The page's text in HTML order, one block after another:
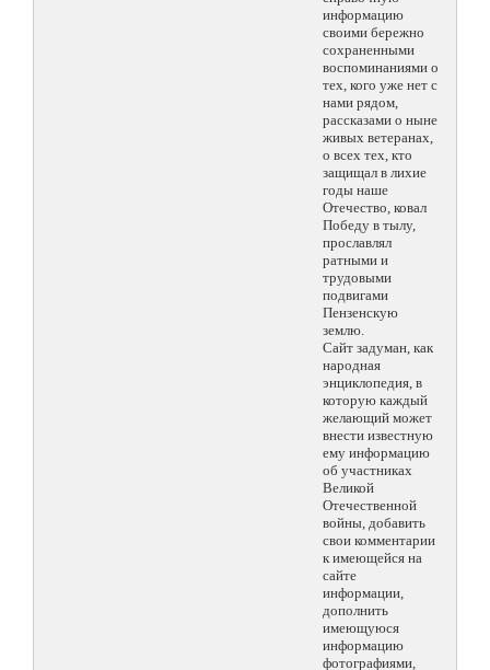
информацию
своими бережно
сохраненными
воспоминаниями о
тех, кого уже нет с
нами рядом,
рассказами о ныне
живых ветеранах,
о всех тех, кто
защищал в лихие
годы наше
Отечество, ковал
Победу в тылу,
прославлял
ратными и
трудовыми
подвигами
Пензенскую
землю.
Сайт задуман, как
народная
энциклопедия, в
которую каждый
желающий может
внести известную
ему информацию
об участниках
Великой
Отечественной
войны, добавить
свои комментарии
к имеющейся на
сайте
информации,
дополнить
имеющуюся
информацию
фотографиями,